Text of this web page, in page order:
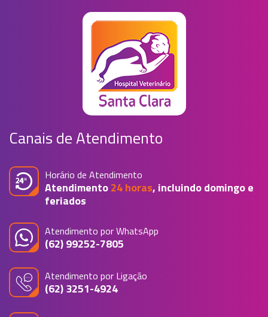
Canais de Atendimento
Horário de Atendimento
Atendimento24 horas, incluindo domingo e
feriados
Atendimento por WhatsApp
(62) 99252-7805
Atendimento por Ligação
(62) 3251-4924